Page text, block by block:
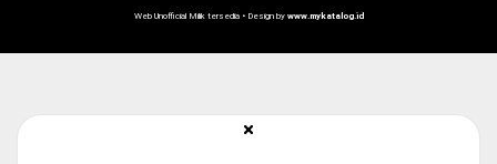
Web Unofficial Milik tersedia • Design by www.mykatalog.id